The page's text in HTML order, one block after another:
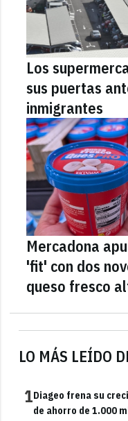
LO MÁS LEÍDO
1Diageo frena su
de ahorro de 1.000
Los
sus puertas
inmigrantes
Mercadona
'fit' con dos
queso fresco